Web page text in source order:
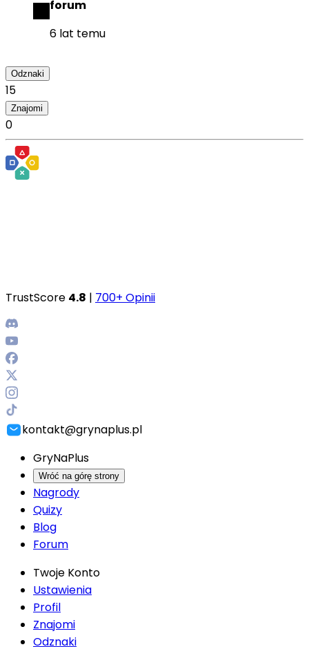
forum
6 lat temu
Odznaki
15
Znajomi
0
TrustScore 4.8 | 700+ Opinii
kontakt@grynaplus.pl
GryNaPlus
Wróć na górę strony
Nagrody
Quizy
Blog
Forum
Twoje Konto
Ustawienia
Profil
Znajomi
Odznaki